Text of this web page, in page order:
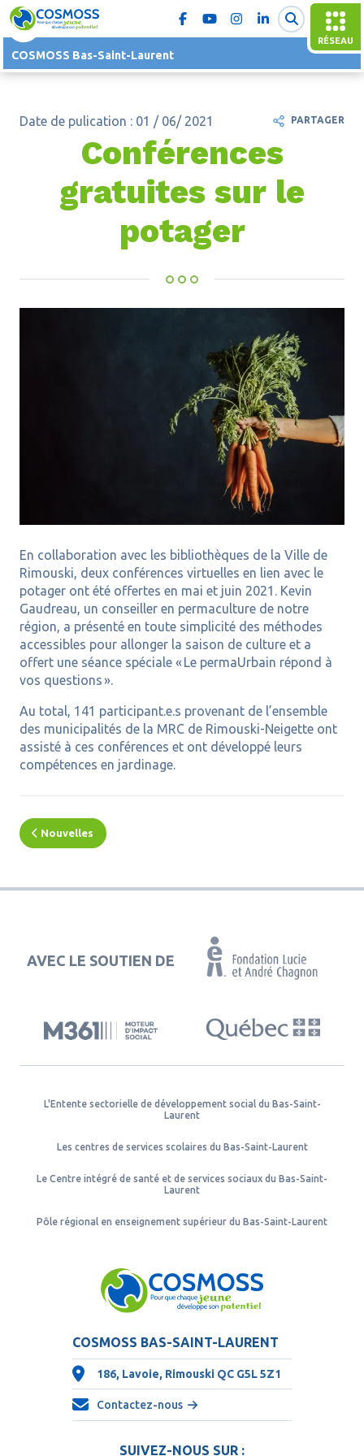
RÉSEAU
COSMOSS Bas-Saint-Laurent
Date de pulication : 01 / 06/ 2021
Conférences
gratuites sur le
potager
En collaboration avec les bibliothèques de la Ville de
Rimouski, deux conférences virtuelles en lien avec le
potager ont été offertes en mai et juin 2021. Kevin
Gaudreau, un conseiller en permaculture de notre
région, a présenté en toute simplicité des méthodes
accessibles pour allonger la saison de culture et a
offert une séance spéciale « Le permaUrbain répond à
vos questions ».
Au total, 141 participant.e.s provenant de l’ensemble
des municipalités de la MRC de Rimouski-Neigette ont
assisté à ces conférences et ont développé leurs
compétences en jardinage.
Nouvelles
PARTAGER
AVEC LE SOUTIEN DE
L'Entente sectorielle de développement social du Bas-Saint-
Laurent
Les centres de services scolaires du Bas-Saint-Laurent
Le Centre intégré de santé et de services sociaux du Bas-Saint-
Laurent
Pôle régional en enseignement supérieur du Bas-Saint-Laurent
COSMOSS BAS-SAINT-LAURENT
186, Lavoie, Rimouski QC G5L 5Z1
Contactez-nous
SUIVEZ-NOUS SUR :